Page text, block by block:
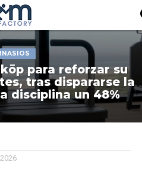
para reforzar su
tras dispararse la
disciplina un 48%